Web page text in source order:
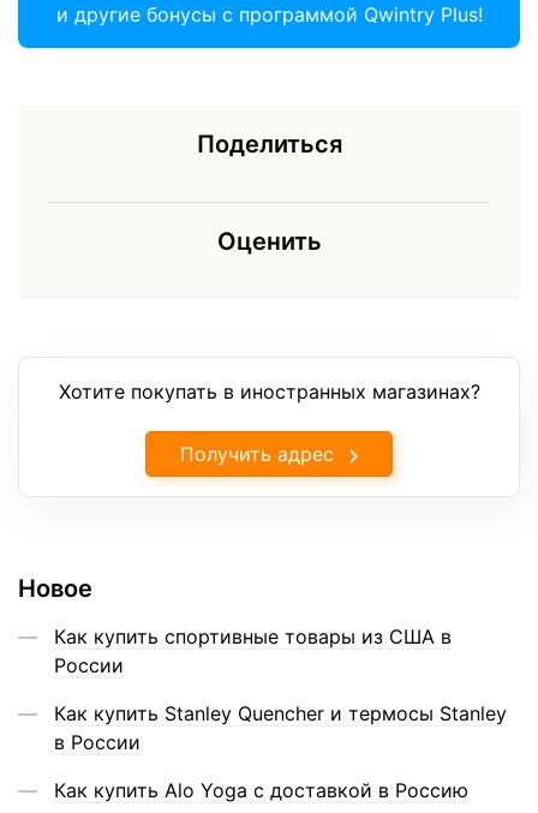
и другие бонусы с программой Qwintry Plus!
Поделиться
Оценить
Хотите покупать в иностранных магазинах?
Получить адрес
Новое
Как купить спортивные товары из США в
России
Как купить Stanley Quencher и термосы Stanley
в России
Как купить Alo Yoga с доставкой в Россию